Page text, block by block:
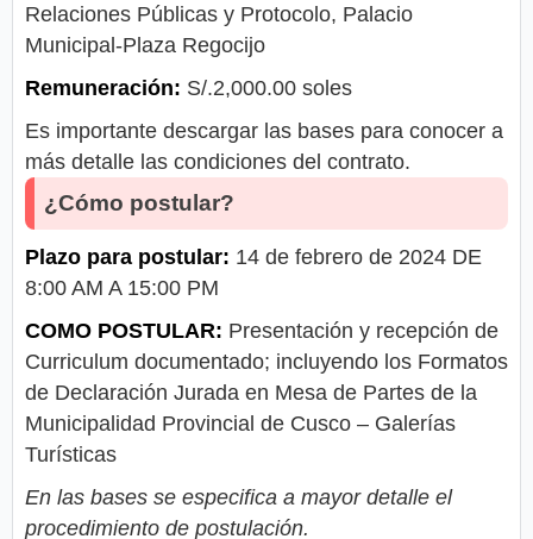
Relaciones Públicas y Protocolo, Palacio
Municipal-Plaza Regocijo
Remuneración: S/.2,000.00 soles
Es importante descargar las bases para conocer a
más detalle las condiciones del contrato.
¿Cómo postular?
Plazo para postular: 14 de febrero de 2024 DE
8:00 AM A 15:00 PM
COMO POSTULAR: Presentación y recepción de
Curriculum documentado; incluyendo los Formatos
de Declaración Jurada en Mesa de Partes de la
Municipalidad Provincial de Cusco – Galerías
Turísticas
En las bases se especifica a mayor detalle el
procedimiento de postulación.